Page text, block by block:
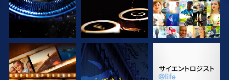
シリーズを探求 観る シリーズを探求